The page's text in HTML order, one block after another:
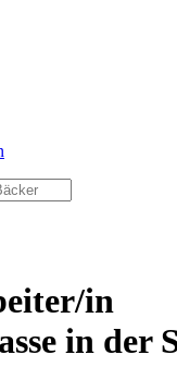
in
in der